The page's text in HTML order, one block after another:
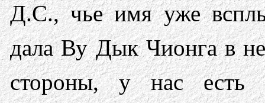
Д.С., чье имя уже
дала Ву Дык Чионга в
стороны, у нас есть